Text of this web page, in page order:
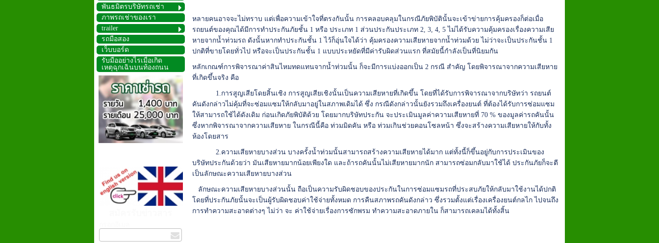
พันธมิตรบริษัทรถเช่า
ภาพรถเช่าของเรา
trailer
รถมือสอง
เว็บบอร์ด
รับมืออย่างไรเมื่อเกิด
เหตุฉุกเฉินบนท้องถนน
หลายคนอาจจะไม่ทราบ แต่เพื่อความเข้าใจที่ตรงกันนั้น การคลอบคลุมในกรณีภัยพิบัตินั้นจะเข้าข่ายการคุ้มครองก็ต่อเมื่อ
รถยนต์ของคุณได้มีการทำประกันภัยชั้น 1 หรือ ประเภท 1 ส่วนประกันประเภท 2, 3, 4, 5 ไม่ได้รับความคุ้มครองเรื่องความเสีย
หายจากน้ำท่วมรถ ดังนั้นหากทำประกันชั้น 1 ไว้ก็อุ่นใจได้ว่า คุ้มครองความเสียหายจากน้ำท่วมด้วย ไม่ว่าจะเป็นประกันชั้น 1
ปกติที่ขายโดยทั่วไป หรือจะเป็นประกันชั้น 1 แบบประหยัดที่มีค่ารับผิดส่วนแรก ที่สมัยนี้กำลังเป็นที่นิยมกัน
หลักเกณฑ์การพิจารณาค่าสินไหมทดแทนจากน้ำท่วมนั้น ก็จะมีการแบ่งออกเป็น 2 กรณี สำคัญ โดยพิจารณาจากความเสียหาย
ที่เกิดขึ้นจริง คือ
1.การสูญเสียโดยสิ้นเชิง การสูญเสียเชิงนั้นเป็นความเสียหายที่เกิดขึ้น โดยที่ได้รับการพิจารณาจากบริษัทว่า รถยนต์
คันดังกล่าวไม่คุ้มที่จะซ่อมแซมให้กลับมาอยู่ในสภาพเดิมได้ ซึ่ง กรณีดังกล่าวนั้นยังรวมถึงเครื่องยนต์ ที่ต้องได้รับการซ่อมแซม
ให้สามารถใช้ได้ดังเดิม ก่อนเกิดภัยพิบัติด้วย โดยมากบริษัทประกัน จะประเมินมูลค่าความเสียหายที่ 70 % ของมูลค่ารถคันนั้น
ซึ่งหากพิจารณาจากความเสียหาย ในกรณีนี้คือ ท่วมมิดคัน หรือ ท่วมเกินช่วยคอนโซลหน้า ซึ่งจะสร้างความเสียหายให้กับทั้ง
ห้องโดยสาร
2.ความเสียหายบางส่วน บางครั้งน้ำท่วมนั้นสามารถสร้างความเสียหายได้มาก แต่ทั้งนี้ก็ขึ้นอยู่กับการประเมินของ
บริษัทประกันด้วยว่า มันเสียหายมากน้อยเพียงใด และถ้ารถคันนั้นไม่เสียหายมากนัก สามารถซ่อมกลับมาใช้ได้ ประกันภัยก็จะตี
เป็นลักษณะความเสียหายบางส่วน
ลักษณะความเสียหายบางส่วนนั้น ถือเป็นความรับผิดชอบของประกันในการซ่อมแซมรถที่ประสบภัยให้กลับมาใช้งานได้ปกติ
โดยที่ประกันภัยนั้นจะเป็นผู้รับผิดชอบค่าใช้จ่ายทั้งหมด การคืนสภาพรถคันดังกล่าว ซึ่งรวมตั้งแต่เรื่องเครื่องยนต์กลไก ไปจนถึง
การทำความสะอาดต่างๆ ไม่ว่า จะ ค่าใช้จ่ายเรื่องการซักพรม ทำความสะอาดภายใน ก็สามารถเคลมได้ทั้งสิ้น